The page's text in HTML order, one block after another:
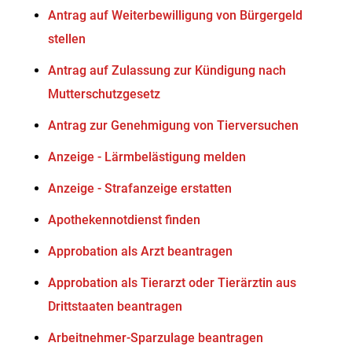
Antrag auf Weiterbewilligung von Bürgergeld
stellen
Antrag auf Zulassung zur Kündigung nach
Mutterschutzgesetz
Antrag zur Genehmigung von Tierversuchen
Anzeige - Lärmbelästigung melden
Anzeige - Strafanzeige erstatten
Apothekennotdienst finden
Approbation als Arzt beantragen
Approbation als Tierarzt oder Tierärztin aus
Drittstaaten beantragen
Arbeitnehmer-Sparzulage beantragen